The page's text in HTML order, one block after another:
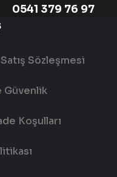
0541 379 76 97
Sözleşmesi
Güvenlik
Koşulları